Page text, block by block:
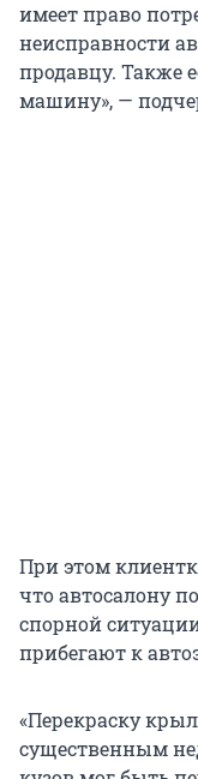
имеет право
неисправности
продавцу. Также
машину», —
При этом
что автосалону
спорной
прибегают к
«Перекраску
существенным